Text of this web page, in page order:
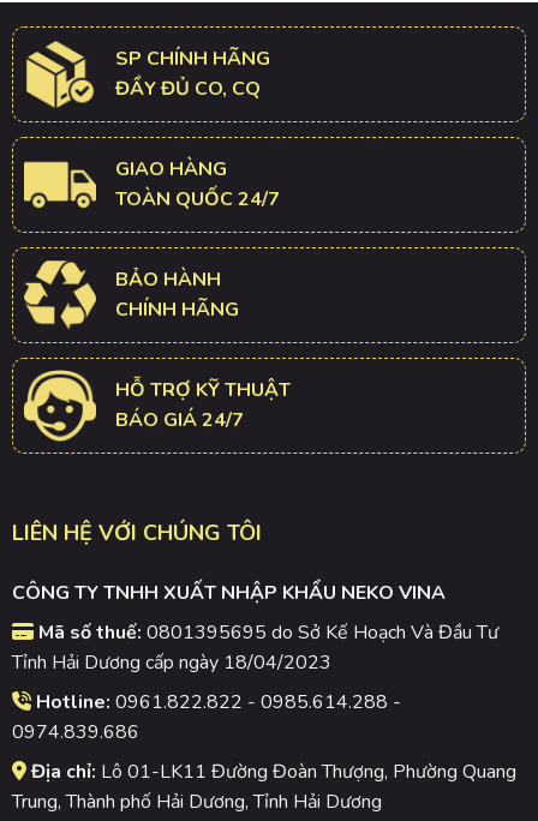
SP CHÍNH HÃNG
ĐẦY ĐỦ CO, CQ
GIAO HÀNG
TOÀN QUỐC 24/7
BẢO HÀNH
CHÍNH HÃNG
HỖ TRỢ KỸ THUẬT
BÁO GIÁ 24/7
LIÊN HỆ VỚI CHÚNG TÔI
CÔNG TY TNHH XUẤT NHẬP KHẨU NEKO VINA
Mã số thuế: 0801395695 do Sở Kế Hoạch Và Đầu Tư
Tỉnh Hải Dương cấp ngày 18/04/2023
Hotline: 0961.822.822 - 0985.614.288 -
0974.839.686
Địa chỉ: Lô 01-LK11 Đường Đoàn Thượng, Phường Quang
Trung, Thành phố Hải Dương, Tỉnh Hải Dương